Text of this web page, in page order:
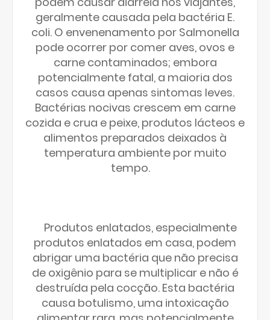
geralmente causada pela bactéria E.
coli. O envenenamento por Salmonella
pode ocorrer por comer aves, ovos e
carne contaminados; embora
potencialmente fatal, a maioria dos
casos causa apenas sintomas leves.
Bactérias nocivas crescem em carne
cozida e crua e peixe, produtos lácteos e
alimentos preparados deixados à
temperatura ambiente por muito
tempo.
Produtos enlatados, especialmente
produtos enlatados em casa, podem
abrigar uma bactéria que não precisa
de oxigênio para se multiplicar e não é
destruída pela cocção. Esta bactéria
causa botulismo, uma intoxicação